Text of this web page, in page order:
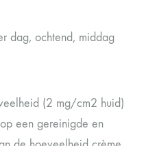
dag, ochtend, middag
(2 mg/cm2 huid)
een gereinigde en